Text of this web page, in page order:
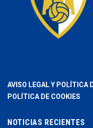
AVISO LEGAL Y POLÍTICA
POLÍTICA DE COOKIES
NOTICIAS RECIENTES